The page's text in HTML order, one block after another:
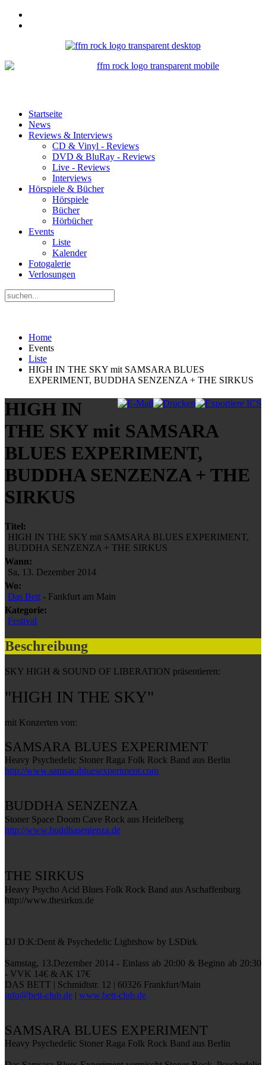
Startseite
News
Reviews & Interviews
CD & Vinyl - Reviews
DVD & BluRay - Reviews
Live - Reviews
Interviews
Hörspiele & Bücher
Hörspiele
Bücher
Hörbücher
Events
Liste
Kalender
Fotogalerie
Verlosungen
Home
Events
Liste
HIGH IN THE SKY mit SAMSARA BLUES
EXPERIMENT, BUDDHA SENZENZA + THE SIRKUS
HIGH IN
THE SKY mit SAMSARA
BLUES EXPERIMENT,
BUDDHA SENZENZA + THE
SIRKUS
Titel:
HIGH IN THE SKY mit SAMSARA BLUES EXPERIMENT,
BUDDHA SENZENZA + THE SIRKUS
Wann:
Sa, 13. Dezember 2014
Wo:
Das Bett - Fankfurt am Main
Kategorie:
Festival
Beschreibung
SKY HIGH & SOUND OF LIBERATION präsentieren:
"HIGH IN THE SKY"
mit Konzerten von:
SAMSARA BLUES EXPERIMENT
Heavy Psychedelic Stoner Raga Folk Rock Band aus Berlin
http://www.samsarabluesexperiment.com
BUDDHA SENZENZA
Stoner Space Doom Cave Rock aus Heidelberg
http://www.buddhasentenza.de
THE SIRKUS
Heavy Psycho Acid Blues Folk Rock Band aus Aschaffenburg
http://www.thesirkus.de
DJ D:K:Dent & Psychedelic Lightshow by LSDirk
Samstag, 13.Dezember 2014 - Einlass ab 20:00 & Beginn ab 20:30
- VVK 14€ & AK 17€
DAS BETT | Schmidtstr. 12 | 60326 Frankfurt/Main
info@bett-club.de | www.bett-club.de
SAMSARA BLUES EXPERIMENT
Heavy Psychedelic Stoner Raga Folk Rock Band aus Berlin